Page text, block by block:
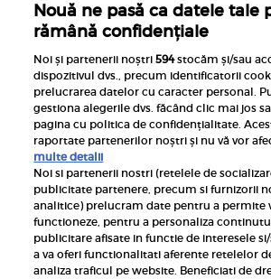
Inscrie-te la newsletterul UNICA
Nouă ne pasă ca datele tale
rămână confidențiale
Noi și partenerii noștri594stocăm și/sau
dispozitivul dvs., precum identificatorii
prelucrarea datelor cu caracter personal.
gestiona alegerile dvs. făcând clic mai jos
pagina cu politica de confidențialitate.
raportate partenerilor noștri și nu vă vor
multe detalii
Noi si partenerii nostri (retelele de
publicitate partenere, precum si furnizorii
analitice) prelucram date pentru a permite
functioneze, pentru a personaliza
publicitare afisate in functie de interesele
a va oferi functionalitati aferente retelelor
analiza traficul pe website. Beneficiati de